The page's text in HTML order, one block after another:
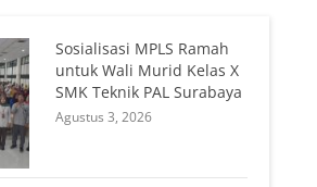
Sosialisasi MPLS Ramah
untuk Wali Murid Kelas X
SMK Teknik PAL Surabaya
Agustus 3, 2026